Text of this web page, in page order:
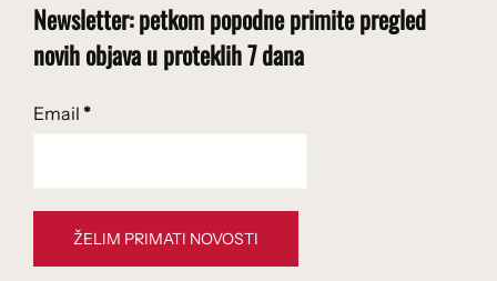
Newsletter: petkom popodne primite pregled
novih objava u proteklih 7 dana
Email *